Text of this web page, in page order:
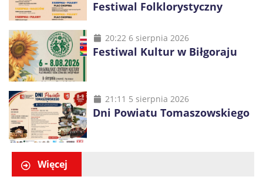
Festiwal Folklorystyczny
20:22 6 sierpnia 2026
Festiwal Kultur w Biłgoraju
21:11 5 sierpnia 2026
Dni Powiatu Tomaszowskiego
Więcej